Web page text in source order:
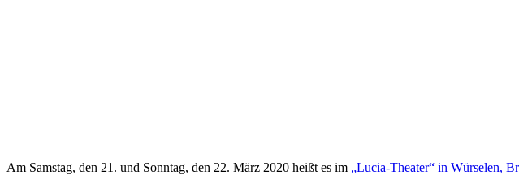
Am Samstag, den 21. und Sonntag, den 22. März 2020 heißt es im „Lucia-Theater“ in Würselen,